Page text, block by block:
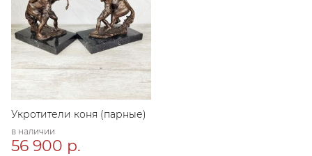
Укротители коня (парные)
в наличии
56 900 р.